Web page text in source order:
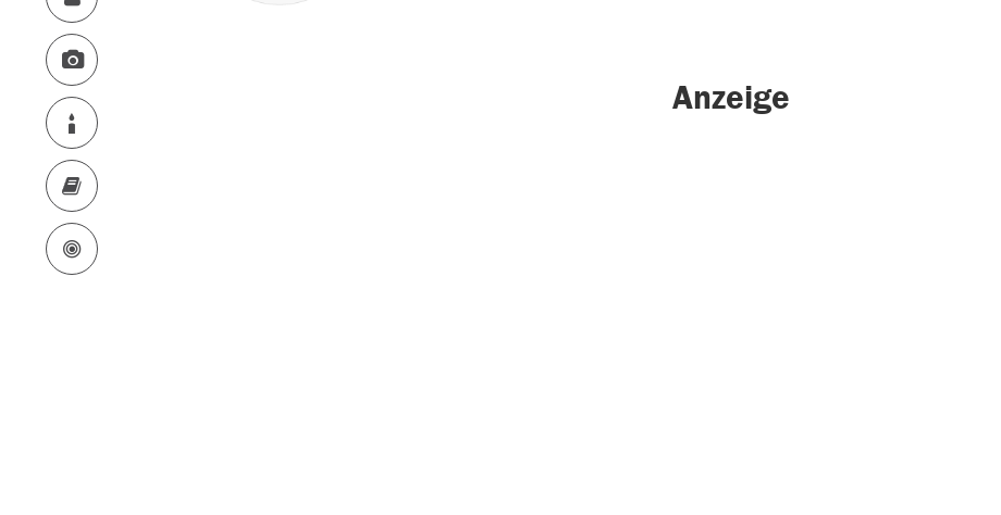
Anzeige